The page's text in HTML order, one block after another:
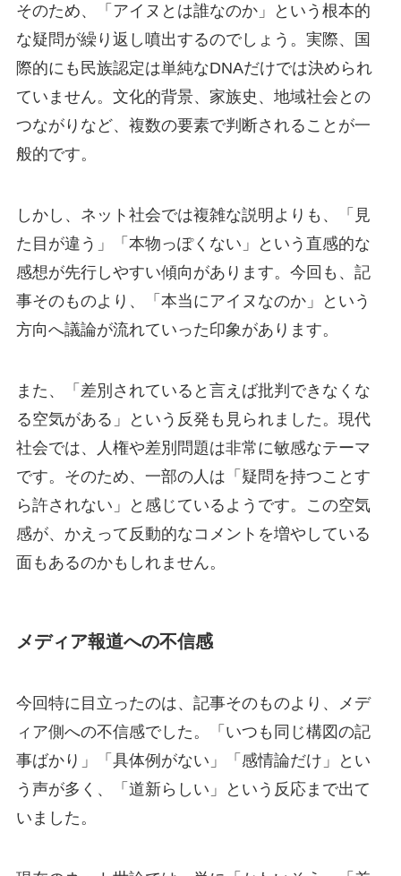
そのため、「アイヌとは誰なのか」という根本的
な疑問が繰り返し噴出するのでしょう。実際、国
際的にも民族認定は単純なDNAだけでは決められ
ていません。文化的背景、家族史、地域社会との
つながりなど、複数の要素で判断されることが一
般的です。
しかし、ネット社会では複雑な説明よりも、「見
た目が違う」「本物っぽくない」という直感的な
感想が先行しやすい傾向があります。今回も、記
事そのものより、「本当にアイヌなのか」という
方向へ議論が流れていった印象があります。
また、「差別されていると言えば批判できなくな
る空気がある」という反発も見られました。現代
社会では、人権や差別問題は非常に敏感なテーマ
です。そのため、一部の人は「疑問を持つことす
ら許されない」と感じているようです。この空気
感が、かえって反動的なコメントを増やしている
面もあるのかもしれません。
メディア報道への不信感
今回特に目立ったのは、記事そのものより、メデ
ィア側への不信感でした。「いつも同じ構図の記
事ばかり」「具体例がない」「感情論だけ」とい
う声が多く、「道新らしい」という反応まで出て
いました。